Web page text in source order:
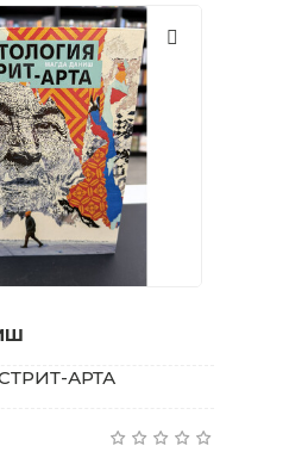
АРТА